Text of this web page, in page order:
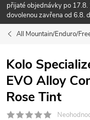
přijaté objednávky po
dovolenou zavřena od 6.8.
All Mountain/Enduro/
Kolo
EVO Alloy
Rose Tint